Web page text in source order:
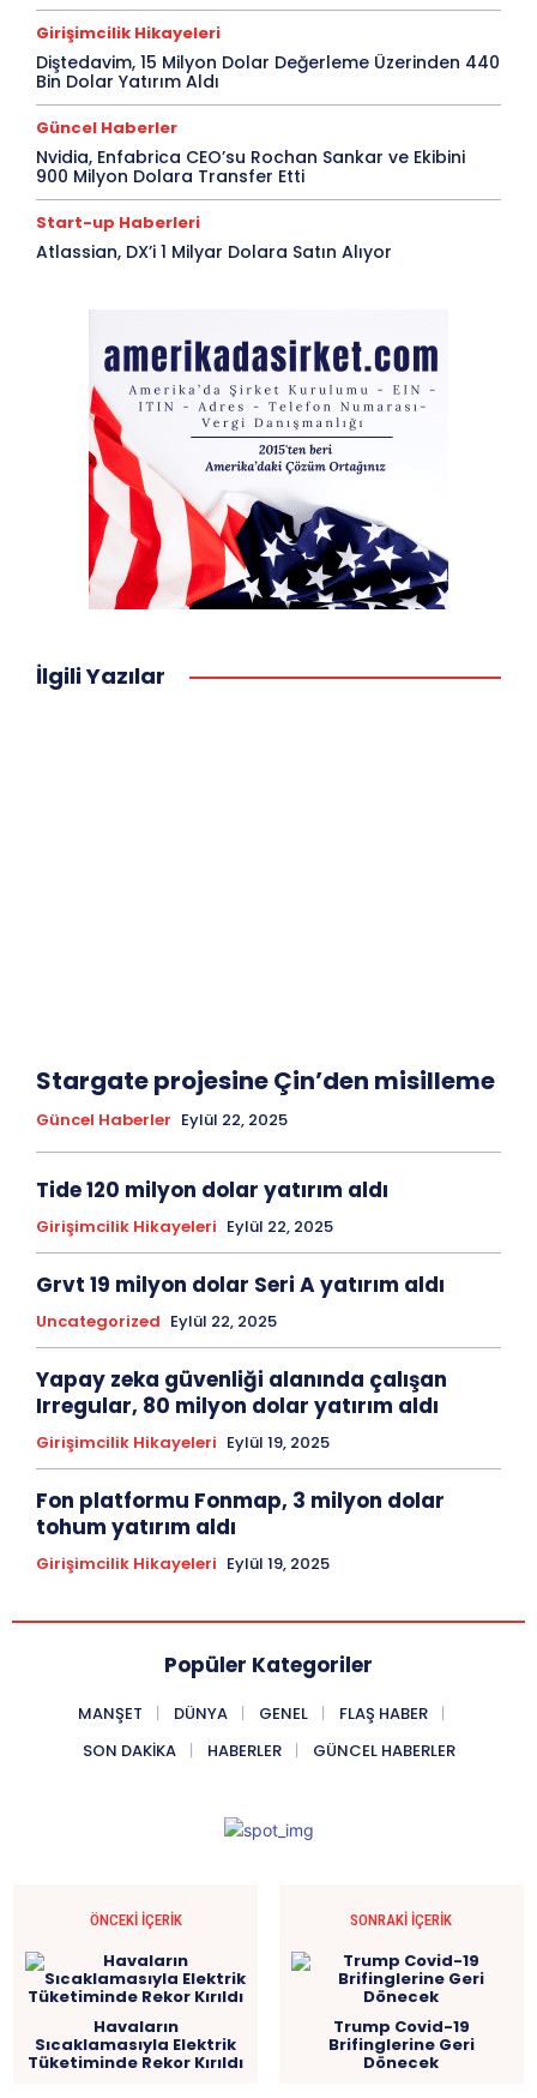
Girişimcilik Hikayeleri
Diştedavim, 15 Milyon Dolar Değerleme Üzerinden 440
Bin Dolar Yatırım Aldı
Güncel Haberler
Nvidia, Enfabrica CEO’su Rochan Sankar ve Ekibini
900 Milyon Dolara Transfer Etti
Start-up Haberleri
Atlassian, DX’i 1 Milyar Dolara Satın Alıyor
İlgili Yazılar
Stargate projesine Çin’den misilleme
Güncel Haberler Eylül 22, 2025
Tide 120 milyon dolar yatırım aldı
Girişimcilik Hikayeleri Eylül 22, 2025
Grvt 19 milyon dolar Seri A yatırım aldı
Uncategorized Eylül 22, 2025
Yapay zeka güvenliği alanında çalışan
Irregular, 80 milyon dolar yatırım aldı
Girişimcilik Hikayeleri Eylül 19, 2025
Fon platformu Fonmap, 3 milyon dolar
tohum yatırım aldı
Girişimcilik Hikayeleri Eylül 19, 2025
Popüler Kategoriler
MANŞET DÜNYA GENEL
FLAŞ HABER
SON DAKIKA
HABERLER GÜNCEL HABERLER
ÖNCEKI İÇERIK
Havaların
Sıcaklamasıyla Elektrik
Tüketiminde Rekor Kırıldı
SONRAKI İÇERIK
Trump Covid-19
Brifinglerine Geri
Dönecek